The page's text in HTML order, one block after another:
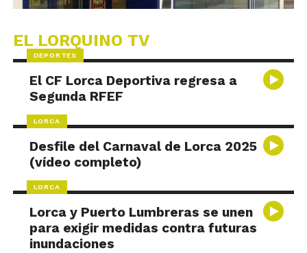
EL LORQUINO TV
DEPORTES
El CF Lorca Deportiva regresa a
Segunda RFEF
LORCA
Desfile del Carnaval de Lorca 2025
(vídeo completo)
LORCA
Lorca y Puerto Lumbreras se unen
para exigir medidas contra futuras
inundaciones